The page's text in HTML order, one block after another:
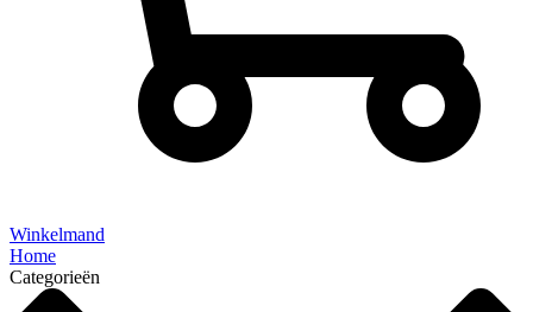
Winkelmand
Home
Categorieën